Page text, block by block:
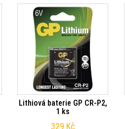
Lithiová baterie GP CR-P2,
1 ks
329 Kč